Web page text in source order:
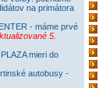
na primátora
- máme prvé
5.
mieri do
autobusy -